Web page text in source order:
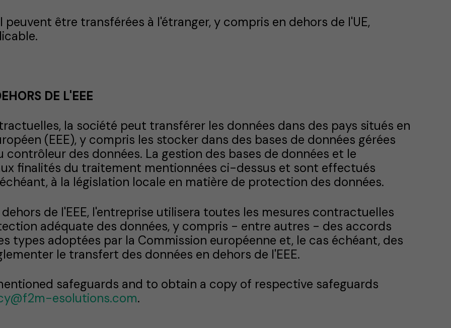
être transférées à l'étranger, y compris en dehors de l'UE,
DE L'EEE
la société peut transférer les données dans des pays situés en
(EEE), y compris les stocker dans des bases de données gérées
des données. La gestion des bases de données et le
finalités du traitement mentionnées ci-dessus et sont effectués
à la législation locale en matière de protection des données.
de l'EEE, l'entreprise utilisera toutes les mesures contractuelles
adéquate des données, y compris - entre autres - des accords
types adoptées par la Commission européenne et, le cas échéant, des
le transfert des données en dehors de l'EEE.
safeguards and to obtain a copy of respective safeguards
esolutions.com.